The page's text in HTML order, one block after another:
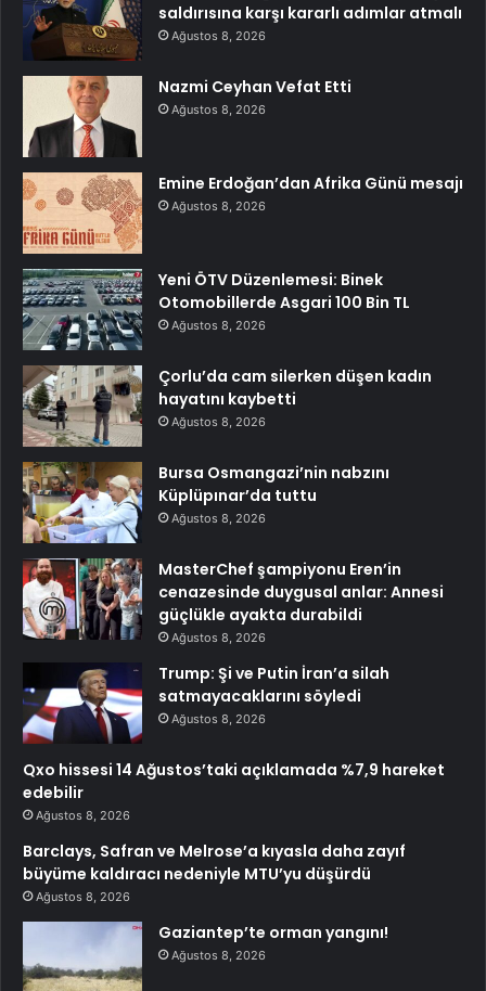
saldırısına karşı kararlı adımlar atmalı
Ağustos 8, 2026
Nazmi Ceyhan Vefat Etti
Ağustos 8, 2026
Emine Erdoğan’dan Afrika Günü mesajı
Ağustos 8, 2026
Yeni ÖTV Düzenlemesi: Binek
Otomobillerde Asgari 100 Bin TL
Ağustos 8, 2026
Çorlu’da cam silerken düşen kadın
hayatını kaybetti
Ağustos 8, 2026
Bursa Osmangazi’nin nabzını
Küplüpınar’da tuttu
Ağustos 8, 2026
MasterChef şampiyonu Eren’in
cenazesinde duygusal anlar: Annesi
güçlükle ayakta durabildi
Ağustos 8, 2026
Trump: Şi ve Putin İran’a silah
satmayacaklarını söyledi
Ağustos 8, 2026
Qxo hissesi 14 Ağustos’taki açıklamada %7,9 hareket
edebilir
Ağustos 8, 2026
Barclays, Safran ve Melrose’a kıyasla daha zayıf
büyüme kaldıracı nedeniyle MTU’yu düşürdü
Ağustos 8, 2026
Gaziantep’te orman yangını!
Ağustos 8, 2026